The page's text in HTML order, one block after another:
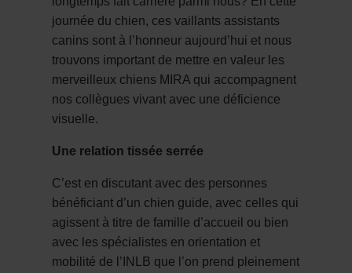
journée du chien, ces vaillants assistants
canins sont à l’honneur aujourd’hui et nous
trouvons important de mettre en valeur les
merveilleux chiens MIRA qui accompagnent
nos collègues vivant avec une déficience
visuelle.
Une relation tissée serrée
C’est en discutant avec des personnes
bénéficiant d’un chien guide, avec celles qui
agissent à titre de famille d’accueil ou bien
avec les spécialistes en orientation et
mobilité de l’INLB que l’on prend pleinement